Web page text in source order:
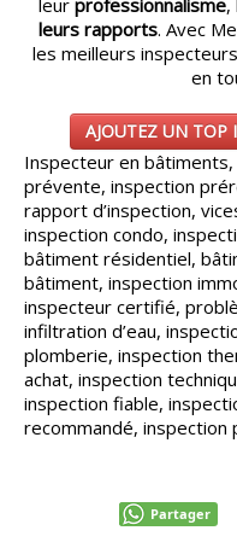
ENTREPRENEURS▼
leur professionnalisme,
leurs rapports. Avec
les meilleurs
en
AJOUTEZ UN TOP
Inspecteur en
prévente, inspection
rapport d’inspection,
inspection condo,
bâtiment résidentiel,
bâtiment, inspection
inspecteur certifié,
infiltration d’eau,
plomberie, inspection
achat, inspection
inspection fiable,
recommandé, inspection
Partager